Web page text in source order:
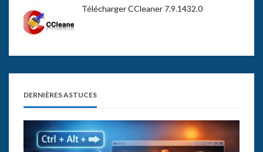
Télécharger CCleaner 7.9.1432.0
DERNIÈRES ASTUCES